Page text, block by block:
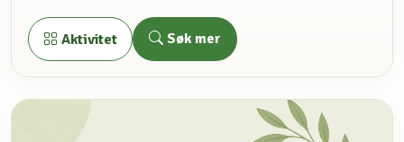
Aktivitet Søk mer